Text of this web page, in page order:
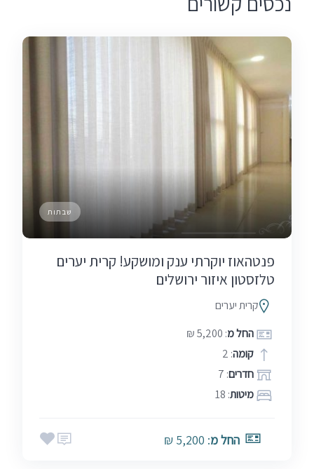
שבתות
פנטהאוז יוקרתי ענק ומושקע! קרית יערים
טלזסטון איזור ירושלים
קרית יערים
החל מ: 5,200 ₪
קומה: 2
חדרים: 7
מיטות: 18
החל מ: 5,200 ₪